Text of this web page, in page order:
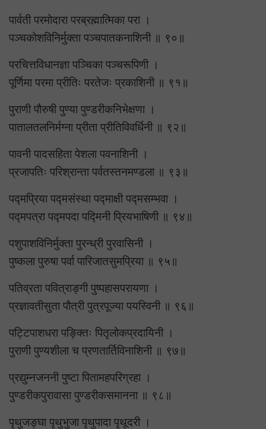
पार्वती परमोदारा परब्रह्मात्मिका परा ।
पञ्चकोशविनिर्मुक्ता पञ्चपातकनाशिनी ॥ ९०॥
परचित्तविधानज्ञा पञ्चिका पञ्चरूपिणी ।
पूर्णिमा परमा प्रीतिः परतेजः प्रकाशिनी ॥ ९१॥
पुराणी पौरुषी पुण्या पुण्डरीकनिभेक्षणा ।
पातालतलनिर्मग्ना प्रीता प्रीतिविवर्धिनी ॥ ९२॥
पावनी पादसहिता पेशला पवनाशिनी ।
प्रजापतिः परिश्रान्ता पर्वतस्तनमण्डला ॥ ९३॥
पद्मप्रिया पद्मसंस्था पद्माक्षी पद्मसम्भवा ।
पद्मपत्रा पद्मपदा पद्मिनी प्रियभाषिणी ॥ ९४॥
पशुपाशविनिर्मुक्ता पुरन्ध्री पुरवासिनी ।
पुष्कला पुरुषा पर्वा पारिजातसुमप्रिया ॥ ९५॥
पतिव्रता पवित्राङ्गी पुष्पहासपरायणा ।
प्रज्ञावतीसुता पौत्री पुत्रपूज्या पयस्विनी ॥ ९६॥
पट्टिपाशधरा पङ्क्तिः पितृलोकप्रदायिनी ।
पुराणी पुण्यशीला च प्रणतार्तिविनाशिनी ॥ ९७॥
प्रद्युम्नजननी पुष्टा पितामहपरिग्रहा ।
पुण्डरीकपुरावासा पुण्डरीकसमानना ॥ ९८॥
पृथुजङ्घा पृथुभुजा पृथुपादा पृथूदरी ।